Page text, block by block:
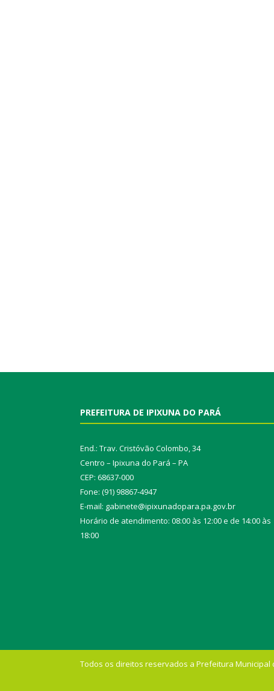
PREFEITURA DE IPIXUNA DO PARÁ
End.: Trav. Cristóvão Colombo, 34
Centro – Ipixuna do Pará – PA
CEP: 68637-000
Fone: (91) 98867-4947
E-mail: gabinete@ipixunadopara.pa.gov.br
Horário de atendimento: 08:00 às 12:00 e de 14:00 às
18:00
Todos os direitos reservados a Prefeitura Municipal